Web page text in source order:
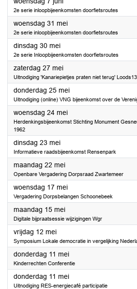
2e serie inloopbijeenkomsten doorfietsroutes
woensdag 31 mei2023
2e serie inloopbijeenkomsten doorfietsroutes
dinsdag 30 mei2023
2e serie Inloopbijeenkomsten doorfietsroutes
zaterdag 27 mei2023
Uitnodiging 'Kanariepietjes praten niet terug' Loods13
donderdag 25 mei2023
Uitnodiging (online) VNG bijeenkomst over de
woensdag 24 mei2023
Herdenkingsbijeenkomst Stichting Monument
1962
dinsdag 23 mei2023
Informatieve raadsbijeenkomst Rensenpark
maandag 22 mei2023
Openbare Vergadering Dorpsraad Zwartemeer
woensdag 17 mei2023
Vergadering Dorpsbelangen Schoonebeek
maandag 15 mei2023
Digitale bijpraatsessie wijzigingen Wgr
vrijdag 12 mei2023
Symposium Lokale democratie in vergelijking
donderdag 11 mei2023
Kinderrechten Conferentie
donderdag 11 mei2023
Uitnodiging RES-energiecafé participatie